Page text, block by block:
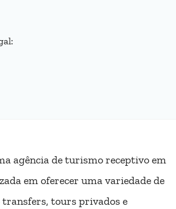
agência de turismo receptivo em
em oferecer uma variedade de
tours privados e